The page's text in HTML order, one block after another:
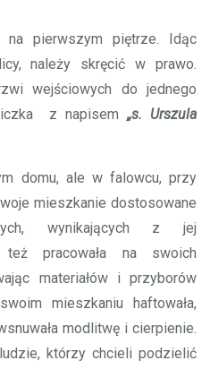
na pierwszym piętrze. Idąc
należy skręcić w prawo.
wejściowych do jednego
z napisem „s. Urszula
domu, ale w falowcu, przy
mieszkanie dostosowane
wynikających z jej
też pracowała na swoich
materiałów i przyborów
mieszkaniu haftowała,
modlitwę i cierpienie.
którzy chcieli podzielić